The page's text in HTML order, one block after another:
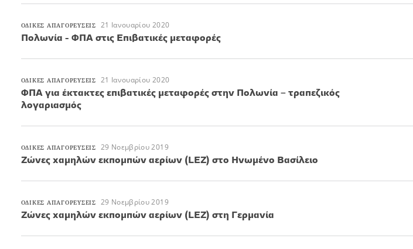
ΟΔΙΚΕΣ ΑΠΑΓΟΡΕΥΣΕΙΣ 21 Ιανουαρίου 2020
Πολωνία - ΦΠΑ στις Επιβατικές μεταφορές
ΟΔΙΚΕΣ ΑΠΑΓΟΡΕΥΣΕΙΣ 21 Ιανουαρίου 2020
ΦΠΑ για έκτακτες επιβατικές μεταφορές στην Πολωνία – τραπεζικός
λογαριασμός
ΟΔΙΚΕΣ ΑΠΑΓΟΡΕΥΣΕΙΣ 29 Νοεμβρίου 2019
Ζώνες χαμηλών εκπομπών αερίων (LEZ) στο Ηνωμένο Βασίλειο
ΟΔΙΚΕΣ ΑΠΑΓΟΡΕΥΣΕΙΣ 29 Νοεμβρίου 2019
Ζώνες χαμηλών εκπομπών αερίων (LEZ) στη Γερμανία